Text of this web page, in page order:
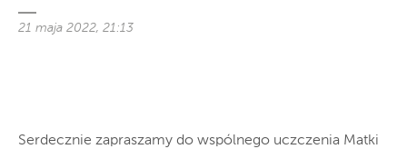
21 maja 2022, 21:13
Serdecznie zapraszamy do wspólnego uczczenia Matki